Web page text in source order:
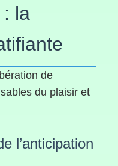
: la
de
du plaisir et
l’anticipation